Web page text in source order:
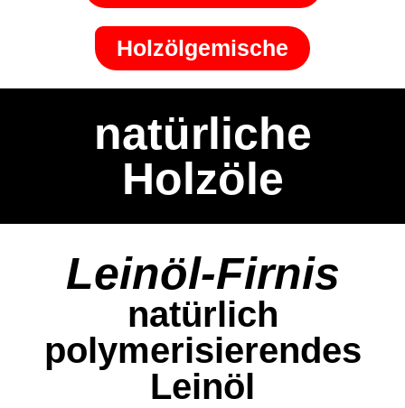
Holzölgemische
natürliche
Holzöle
Leinöl-Firnis
natürlich
polymerisierendes
Leinöl